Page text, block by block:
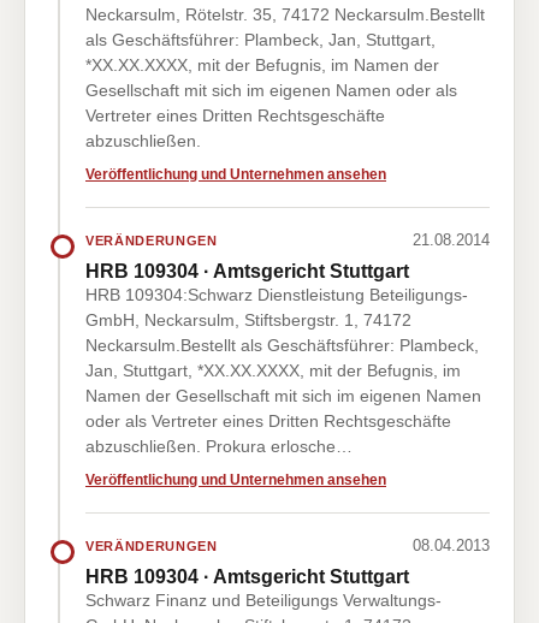
Neckarsulm, Rötelstr. 35, 74172 Neckarsulm.Bestellt
als Geschäftsführer: Plambeck, Jan, Stuttgart,
*XX.XX.XXXX, mit der Befugnis, im Namen der
Gesellschaft mit sich im eigenen Namen oder als
Vertreter eines Dritten Rechtsgeschäfte
abzuschließen.
Veröffentlichung und Unternehmen ansehen
VERÄNDERUNGEN 21.08.2014
HRB 109304 · Amtsgericht Stuttgart
HRB 109304:Schwarz Dienstleistung Beteiligungs-
GmbH, Neckarsulm, Stiftsbergstr. 1, 74172
Neckarsulm.Bestellt als Geschäftsführer: Plambeck,
Jan, Stuttgart, *XX.XX.XXXX, mit der Befugnis, im
Namen der Gesellschaft mit sich im eigenen Namen
oder als Vertreter eines Dritten Rechtsgeschäfte
abzuschließen. Prokura erlosche…
Veröffentlichung und Unternehmen ansehen
VERÄNDERUNGEN 08.04.2013
HRB 109304 · Amtsgericht Stuttgart
Schwarz Finanz und Beteiligungs Verwaltungs-